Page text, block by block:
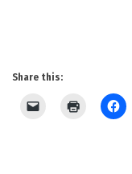
Share this: